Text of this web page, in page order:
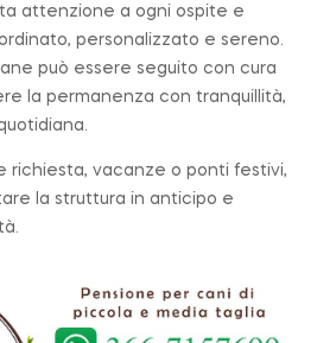
attenzione a ogni ospite e
personalizzato e sereno.
può essere seguito con cura
la permanenza con tranquillità,
richiesta, vacanze o ponti festivi,
la struttura in anticipo e